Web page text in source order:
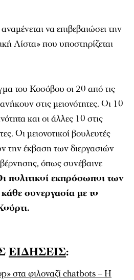
να επιβεβαιώσει την
Λίστα» που υποστηρίζεται
του Κοσόβου οι 20 από τις
στις μειονότητες. Οι 10
και οι άλλες 10 στις
Οι μειονοτικοί βουλευτές
την έκβαση των διεργασιών
όπως συνέβαινε
πολιτικοί εκπρόσωποι των
συνεργασία με το
ΕΙΔΗΣΕΙΣ:
στα φιλοναζί chatbots – Η